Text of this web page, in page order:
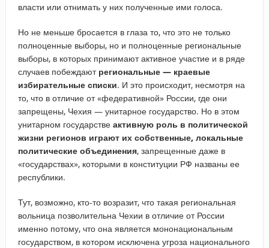
власти или отнимать у них полученные ими голоса.
Но не меньше бросается в глаза то, что это не только
полноценные выборы, но и полноценные региональные
выборы, в которых принимают активное участие и в ряде
случаев побеждают региональные — краевые
избирательные списки. И это происходит, несмотря на
то, что в отличие от «федеративной» России, где они
запрещены, Чехия — унитарное государство. Но в этом
унитарном государстве активную роль в политической
жизни регионов играют их собственные, локальные
политические объединения, запрещенные даже в
«государствах», которыми в конституции РФ названы ее
республики.
Тут, возможно, кто-то возразит, что такая региональная
вольница позволительна Чехии в отличие от России
именно потому, что она является мононациональным
государством, в котором исключена угроза национального